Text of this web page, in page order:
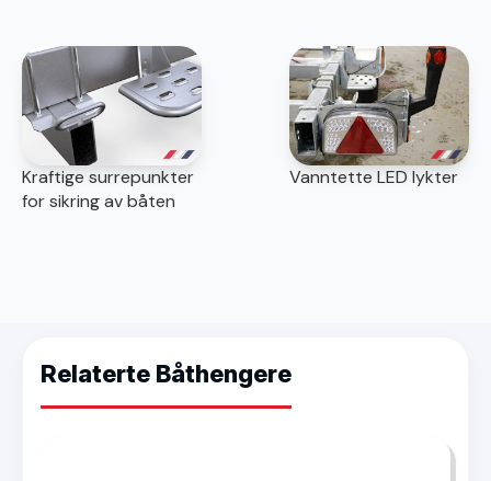
Kraftige surrepunkter
for sikring av båten
Vanntette LED lykter
Relaterte Båthengere